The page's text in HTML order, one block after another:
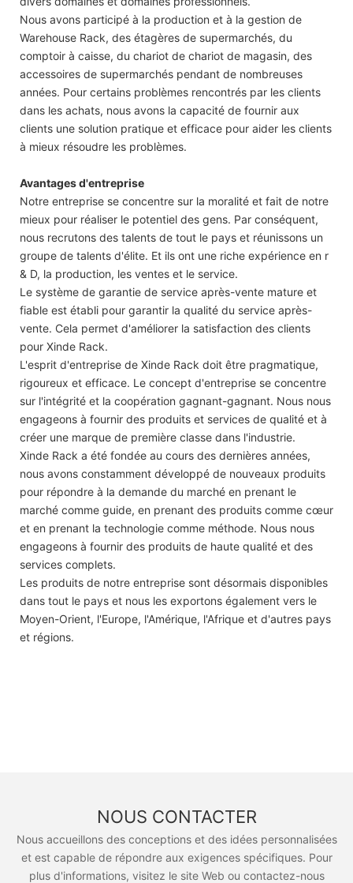
Nous avons participé à la production et à la gestion de
Warehouse Rack, des étagères de supermarchés, du
comptoir à caisse, du chariot de chariot de magasin, des
accessoires de supermarchés pendant de nombreuses
années. Pour certains problèmes rencontrés par les clients
dans les achats, nous avons la capacité de fournir aux
clients une solution pratique et efficace pour aider les clients
à mieux résoudre les problèmes.
Avantages d'entreprise
Notre entreprise se concentre sur la moralité et fait de notre
mieux pour réaliser le potentiel des gens. Par conséquent,
nous recrutons des talents de tout le pays et réunissons un
groupe de talents d'élite. Et ils ont une riche expérience en r
& D, la production, les ventes et le service.
Le système de garantie de service après-vente mature et
fiable est établi pour garantir la qualité du service après-
vente. Cela permet d'améliorer la satisfaction des clients
pour Xinde Rack.
L'esprit d'entreprise de Xinde Rack doit être pragmatique,
rigoureux et efficace. Le concept d'entreprise se concentre
sur l'intégrité et la coopération gagnant-gagnant. Nous nous
engageons à fournir des produits et services de qualité et à
créer une marque de première classe dans l'industrie.
Xinde Rack a été fondée au cours des dernières années,
nous avons constamment développé de nouveaux produits
pour répondre à la demande du marché en prenant le
marché comme guide, en prenant des produits comme cœur
et en prenant la technologie comme méthode. Nous nous
engageons à fournir des produits de haute qualité et des
services complets.
Les produits de notre entreprise sont désormais disponibles
dans tout le pays et nous les exportons également vers le
Moyen-Orient, l'Europe, l'Amérique, l'Afrique et d'autres pays
et régions.
NOUS CONTACTER
Nous accueillons des conceptions et des idées personnalisées
et est capable de répondre aux exigences spécifiques. Pour
plus d'informations, visitez le site Web ou contactez-nous